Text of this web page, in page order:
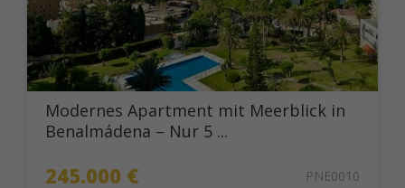
Modernes Apartment mit Meerblick in
Benalmádena – Nur 5 ...
245.000 € PNE0010